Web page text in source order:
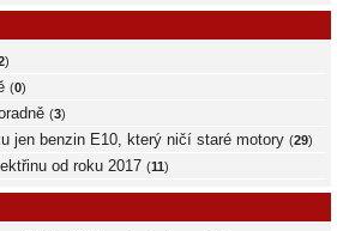
)
(0)
(3)
jen benzin E10, který ničí staré motory (29)
od roku 2017 (11)